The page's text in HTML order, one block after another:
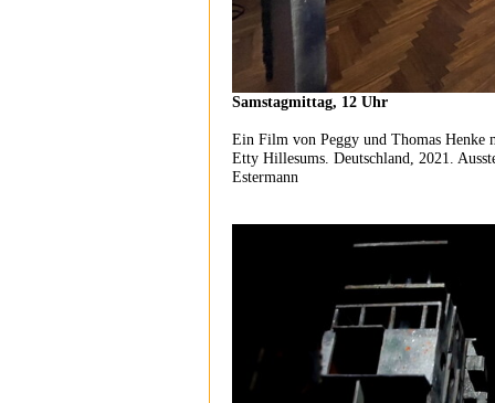
Samstagmittag, 12 Uhr
Ein Film von Peggy und Thomas Henke
Etty Hillesums. Deutschland, 2021.
Estermann